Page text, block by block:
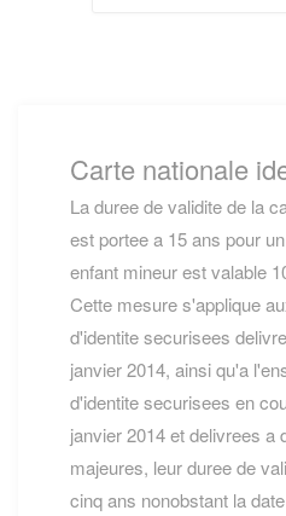
Carte nationale
La duree de validite de la
est portee a 15 ans pour
enfant mineur est valable
Cette mesure s'applique
d'identite securisees
janvier 2014, ainsi qu'a
d'identite securisees en
janvier 2014 et delivrees a
majeures, leur duree de
cinq ans nonobstant la